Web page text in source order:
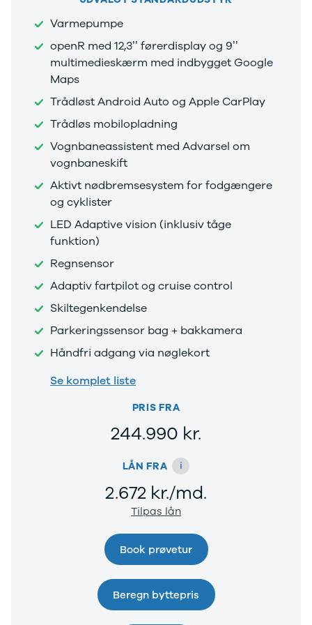
under
250.000 kr.
områder
Se alle byer
Birkerød
Herning
Hillerød
Holbæk
Hørsholm
Kalundborg
Kolding
Silkeborg
Roskilde
Skive
Slagelse
Viborg
Jylland
Midtjylland
København
Sønderjylland
Privatleasing
Elbiler
Budget op til
Ford
Hyundai
Polestar
VW
Varmepumpe
openR med 12,3’’ førerdisplay og 9’’
multimedieskærm med indbygget Google
Maps
Trådløst Android Auto og Apple CarPlay
Trådløs mobilopladning
Vognbaneassistent med Advarsel om
vognbaneskift
Aktivt nødbremsesystem for fodgængere
og cyklister
LED Adaptive vision (inklusiv tåge
funktion)
Regnsensor
Adaptiv fartpilot og cruise control
Skiltegenkendelse
Parkeringssensor bag + bakkamera
Håndfri adgang via nøglekort
Se komplet liste
PRIS FRA
244.990 kr.
LÅN FRA i
2.672 kr./md.
Tilpas lån
Book prøvetur
Beregn byttepris